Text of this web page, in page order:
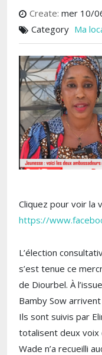
Create: mer 10/
Category Ma
Cliquez pour voir la
https://
L’élection
s’est tenue ce
de Diourbel. À
Bamby Sow
Ils sont suivis par
totalisent deux voix
Wade n’a recueilli